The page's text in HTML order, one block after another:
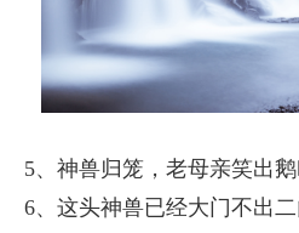
5、神兽归笼，老母亲笑出
6、这头神兽已经大门不出